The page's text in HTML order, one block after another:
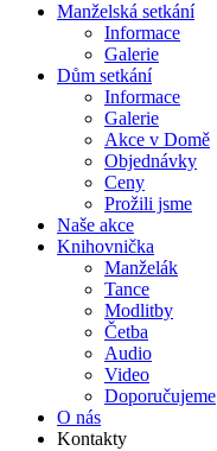
Manželská setkání
Informace
Galerie
Dům setkání
Informace
Galerie
Akce v Domě
Objed­návky
Ceny
Prožili jsme
Naše akce
Knihov­nička
Manželák
Tance
Modlitby
Četba
Audio
Video
Doporu­čujeme
O nás
Kontakty